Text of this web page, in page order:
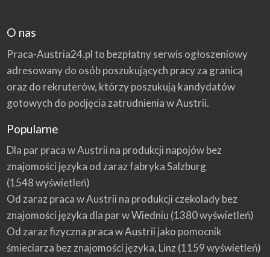
O nas
Praca-Austria24.pl to bezpłatny serwis ogłoszeniowy
adresowany do osób poszukujących pracy za granicą
oraz do rekruterów, którzy poszukują kandydatów
gotowych do podjęcia zatrudnienia w Austrii.
Popularne
Dla par praca w Austrii na produkcji napojów bez
znajomości języka od zaraz fabryka Salzburg
(1548 wyświetleń)
Od zaraz praca w Austrii na produkcji czekolady bez
znajomości języka dla par w Wiedniu (1380 wyświetleń)
Od zaraz fizyczna praca w Austrii jako pomocnik
śmieciarza bez znajomości języka, Linz (1159 wyświetleń)